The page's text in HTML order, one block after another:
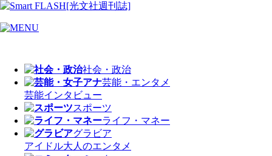
社会・政治
芸能・エンタメ
芸能インタビュー
スポーツ
ライフ・マネー
グラビア
アイドル大人のエンタメ